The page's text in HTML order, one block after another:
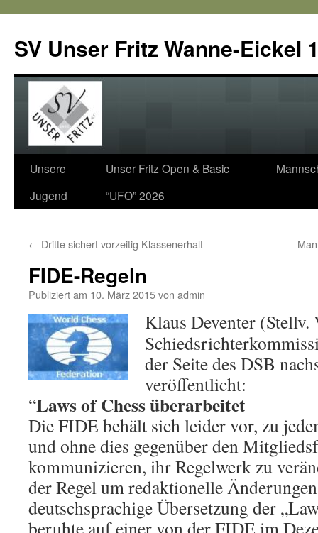
SV Unser Fritz Wanne-Eickel
Zum
Inhalt
Unsere
Jugend
Unser Fritz Open & Basic
“UFO” 2026
← Dritte sichert vorzeitig Klassenerhalt
FIDE-Regeln
Publiziert am 10. März 2015von admin
Klaus Deventer (Stellv.
der Seite des DSB
veröffentlicht:
“Laws of Chess überarbeitet
Die FIDE behält sich leider vor, zu
und ohne dies gegenüber den
kommunizieren, ihr Regelwerk zu
der Regel um redaktionelle
deutschsprachige Übersetzung der
beruhte auf einer von der FIDE im